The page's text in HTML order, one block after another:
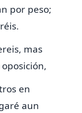
por peso;
mas
en
aun